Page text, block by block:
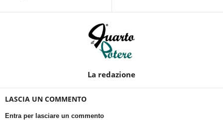
La redazione
LASCIA UN COMMENTO
Entra per lasciare un commento